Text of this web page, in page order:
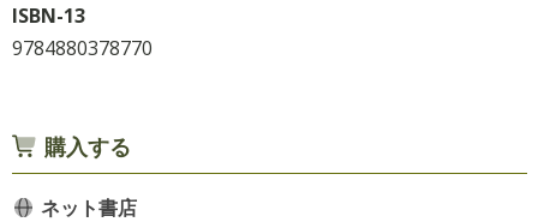
ISBN-13
9784880378770
購入する
ネット書店